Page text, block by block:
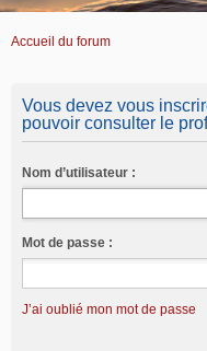
Accueil du forum
Vous devez vous
pouvoir consulter le
Nom d’utilisateur :
Mot de passe :
J’ai oublié mon mot de passe